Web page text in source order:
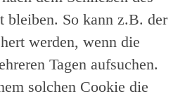
bleiben. So kann z.B. der
werden, wenn die
Tagen aufsuchen.
solchen Cookie die